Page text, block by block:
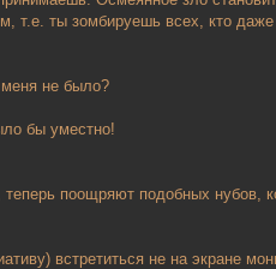
т.е. ты зомбируешь всех, кто
не было?
бы уместно!
поощряют подобных нубов,
встретиться не на экране